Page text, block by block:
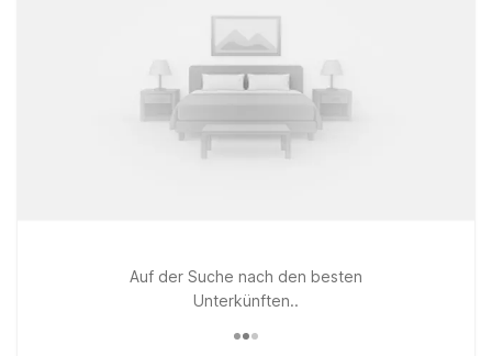
Auf der Suche nach den besten
Unterkünften..